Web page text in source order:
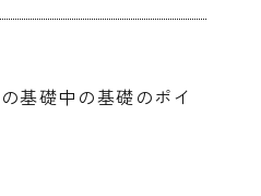
基礎中の基礎のポイ